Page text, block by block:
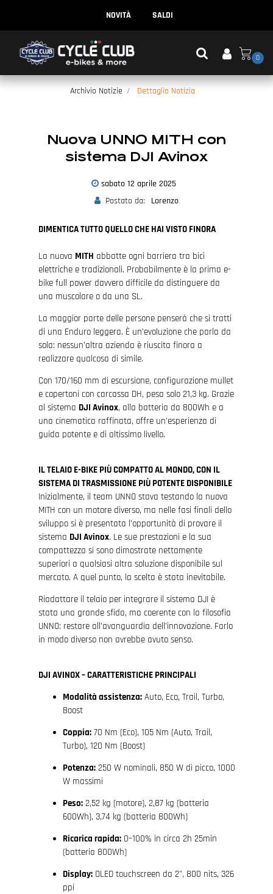
NOVITÀ SALDI
0
Archivio Notizie Dettaglio Notizia
Nuova UNNO MITH con
sistema DJI Avinox
sabato 12 aprile 2025
Postato da:
Lorenzo
DIMENTICA TUTTO QUELLO CHE HAI VISTO FINORA
La nuova MITH abbatte ogni barriera tra bici
elettriche e tradizionali. Probabilmente è la prima e-
bike full power davvero difficile da distinguere da
una muscolare o da una SL.
La maggior parte delle persone penserà che si tratti
di una Enduro leggera. È un’evoluzione che parla da
sola: nessun’altra azienda è riuscita finora a
realizzare qualcosa di simile.
Con 170/160 mm di escursione, configurazione mullet
e copertoni con carcassa DH, pesa solo 21,3 kg. Grazie
al sistema DJI Avinox, alla batteria da 800Wh e a
una cinematica raffinata, offre un’esperienza di
guida potente e di altissimo livello.
IL TELAIO E-BIKE PIÙ COMPATTO AL MONDO, CON IL
SISTEMA DI TRASMISSIONE PIÙ POTENTE DISPONIBILE
Inizialmente, il team UNNO stava testando la nuova
MITH con un motore diverso, ma nelle fasi finali dello
sviluppo si è presentata l’opportunità di provare il
sistema DJI Avinox. Le sue prestazioni e la sua
compattezza si sono dimostrate nettamente
superiori a qualsiasi altra soluzione disponibile sul
mercato. A quel punto, la scelta è stata inevitabile.
Riadattare il telaio per integrare il sistema DJI è
stata una grande sfida, ma coerente con la filosofia
UNNO: restare all’avanguardia dell’innovazione. Farlo
in modo diverso non avrebbe avuto senso.
DJI AVINOX – CARATTERISTICHE PRINCIPALI
Modalità assistenza:Auto, Eco, Trail, Turbo,
Boost
Coppia:70 Nm (Eco), 105 Nm (Auto, Trail,
Turbo), 120 Nm (Boost)
Potenza:250 W nominali, 850 W di picco, 1000
W massimi
Peso:2,52 kg (motore), 2,87 kg (batteria
600Wh), 3,74 kg (batteria 800Wh)
Ricarica rapida:0–100% in circa 2h 25min
(batteria 800Wh)
Display:OLED touchscreen da 2", 800 nits, 326
ppi